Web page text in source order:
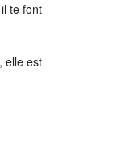
te font
elle est